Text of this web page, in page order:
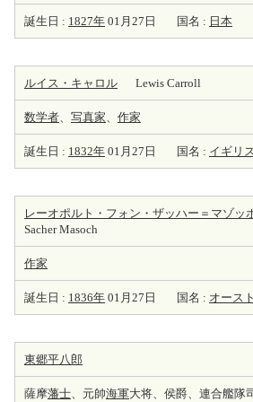
誕生日 : 1827年 01月27日 国名 : 日本
ルイス・キャロル Lewis Carroll
数学者、 写真家、 作家
誕生日 : 1832年 01月27日 国名 : イギリ
レーオポルト・フォン・ザッハー＝マゾッ
Sacher Masoch
作家
誕生日 : 1836年 01月27日 国名 : オース
東郷平八郎
薩摩藩士、元帥海軍大将、侯爵、連合艦隊